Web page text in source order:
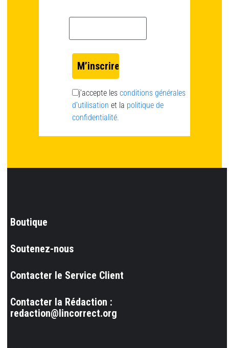
j’accepte les conditions générales
d’utilisation et la politique de
confidentialité.
Boutique
Soutenez-nous
Contacter le Service Client
Contacter la Rédaction :
redaction@lincorrect.org